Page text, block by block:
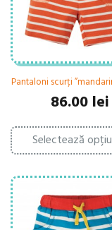
Pantaloni scurți
86.00 lei
Selectează